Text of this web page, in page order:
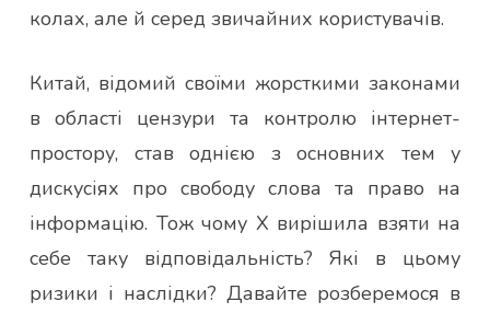
колах, але й серед звичайних користувачів.
Китай, відомий своїми жорсткими законами
в області цензури та контролю інтернет-
простору, став однією з основних тем у
дискусіях про свободу слова та право на
інформацію. Тож чому X вирішила взяти на
себе таку відповідальність? Які в цьому
ризики і наслідки? Давайте розберемося в